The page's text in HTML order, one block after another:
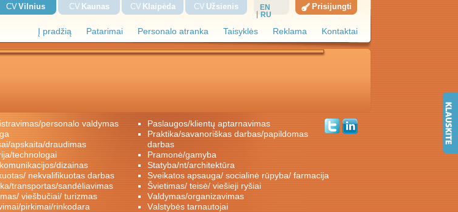
Į pradžią Patarimai Personalo atranka Taisyklės Reklama Kontaktai
CVVilnius CV Kaunas CV Klaipėda CV Užsienis
EN
RU
Prisijungti
personalo valdymas
apskaita/draudimas
technologai
dizainas
nekvalifikuotas darbas
transportas/sandėliavimas
viešbučiai/ turizmas
pirkimai/rinkodara
paslaugos/klientų aptarnavimas
praktika/savanoriškas darbas/papildomas
darbas
pramonė/gamyba
statyba/nt/architektūra
sveikatos apsauga/ socialinė rūpyba/ farmacija
švietimas/ teisė/ viešieji ryšiai
valdymas/organizavimas
valstybės tarnautojai